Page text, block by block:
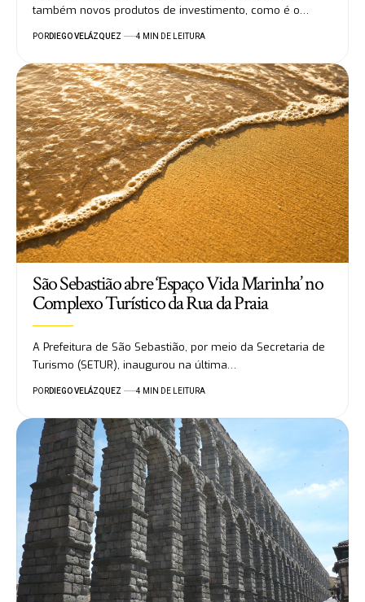
também novos produtos de investimento, como é o…
PORDIEGO VELÁZQUEZ 4 MIN DE LEITURA
São Sebastião abre ‘Espaço Vida Marinha’ no
Complexo Turístico da Rua da Praia
A Prefeitura de São Sebastião, por meio da Secretaria de
Turismo (SETUR), inaugurou na última…
PORDIEGO VELÁZQUEZ 4 MIN DE LEITURA